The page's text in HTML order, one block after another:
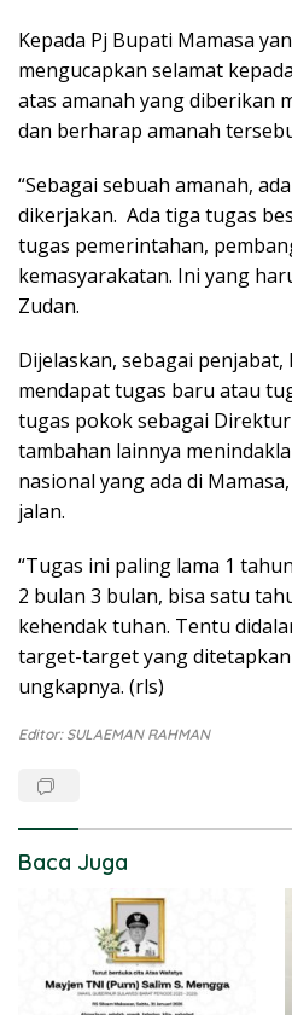
Kepada Pj Bupati Mamasa
mengucapkan selamat
atas amanah yang diberikan
dan berharap amanah
“Sebagai sebuah amanah,
dikerjakan. Ada tiga tugas
tugas pemerintahan,
kemasyarakatan. Ini yang
Zudan.
Dijelaskan, sebagai
mendapat tugas baru atau
tugas pokok sebagai Direktur
tambahan lainnya
nasional yang ada di
jalan.
“Tugas ini paling lama 1
2 bulan 3 bulan, bisa satu
kehendak tuhan. Tentu
target-target yang
ungkapnya. (rls)
Editor: SULAEMAN RAHMAN
Baca Juga